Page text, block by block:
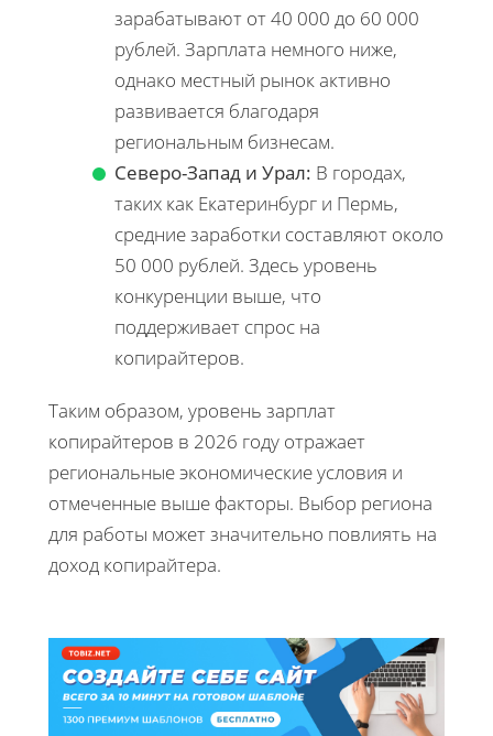
зарабатывают от 40 000 до 60 000
рублей. Зарплата немного ниже,
однако местный рынок активно
развивается благодаря
региональным бизнесам.
Северо-Запад и Урал: В городах,
таких как Екатеринбург и Пермь,
средние заработки составляют около
50 000 рублей. Здесь уровень
конкуренции выше, что
поддерживает спрос на
копирайтеров.
Таким образом, уровень зарплат
копирайтеров в 2026 году отражает
региональные экономические условия и
отмеченные выше факторы. Выбор региона
для работы может значительно повлиять на
доход копирайтера.